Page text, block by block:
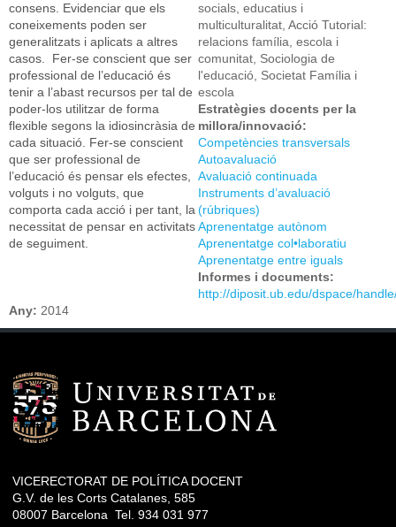
consens. Evidenciar que els
coneixements poden ser
generalitzats i aplicats a altres
casos. Fer-se conscient que ser
professional de l’educació és
tenir a l’abast recursos per tal de
poder-los utilitzar de forma
flexible segons la idiosincràsia de
cada situació. Fer-se conscient
que ser professional de
l’educació és pensar els efectes,
volguts i no volguts, que
comporta cada acció i per tant, la
necessitat de pensar en activitats
de seguiment.
socials, educatius i
multiculturalitat, Acció Tutorial:
relacions família, escola i
comunitat, Sociologia de
l'educació, Societat Família i
escola
Estratègies docents per la
millora/innovació:
Competències transversals
Autoavaluació
Avaluació continuada
Instruments d’avaluació
(rúbriques)
Aprenentatge autònom
Aprenentatge col•laboratiu
Aprenentatge entre iguals
Informes i documents:
http://diposit.ub.edu/dspace/
Any: 2014
VICERECTORAT DE POLÍTICA DOCENT
G.V. de les Corts Catalanes, 585
08007 Barcelona Tel. 934 031 977